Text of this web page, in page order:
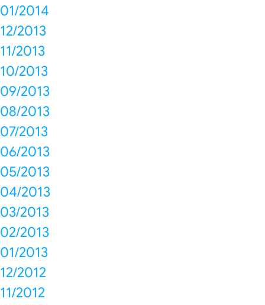
01/2014
12/2013
11/2013
10/2013
09/2013
08/2013
07/2013
06/2013
05/2013
04/2013
03/2013
02/2013
01/2013
12/2012
11/2012